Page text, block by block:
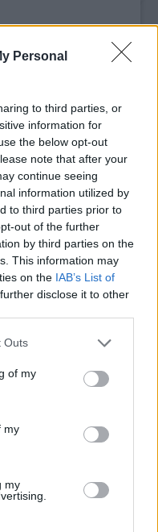
Personal
to third parties, or
information for
the below opt-out
note that after your
continue seeing
information utilized by
to third parties prior to
out of the further
by third parties on the
This information may
on the IAB’s List of
disclose it to other
one or more Google
You may click to
its third-party tags to
in below Google
Outs
of my
my
my
Absolutely
is megjelenik a
animációval
Dennisnek, a
augusztusban
Britanniában